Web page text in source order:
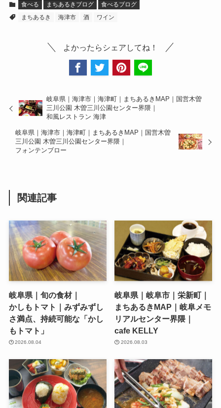
食べる まちあるきブログ
食べるブログ
まちあるき
海津市 酒 ワイン
よかったらシェアしてね！
岐阜県｜海津市｜海津町｜まちあるきMAP｜国営木曽
三川公園 木曽三川公園センター界隈｜
和風レストラン 海津
岐阜県｜海津市｜海津町｜まちあるきMAP｜国営木曽
三川公園 木曽三川公園センター界隈｜
フォンテンブロー
関連記事
岐阜県｜旬の食材｜
かしもトマト｜みずみずし
さ満点、持続可能な「かし
もトマト」
2026.08.04
岐阜県｜岐阜市｜栄新町｜
まちあるきMAP｜岐阜メモ
リアルセンター界隈｜
cafe KELLY
2026.08.03